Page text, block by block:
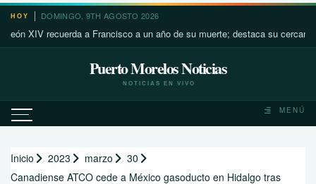
Saltar
contenido
HOY DOMINGO, 9TH AGOSTO 2026
recuerda a Francisco a un año de su muerte; destaca su cercanía con
Puerto Morelos Noticias
NOTICIAS EN VIVO
MENÚ
Inicio 2023 marzo
30
Canadiense ATCO cede a México gasoducto en Hidalgo tras